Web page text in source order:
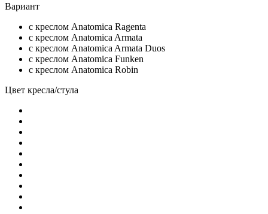
Вариант
с креслом Anatomica Ragenta
c креслом Anatomica Armata
c креслом Anatomica Armata Duos
с креслом Anatomica Funken
с креслом Anatomica Robin
Цвет кресла/стула